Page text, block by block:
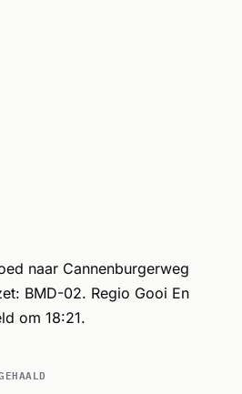
naar Cannenburgerweg
BMD-02. Regio Gooi En
om 18:21.